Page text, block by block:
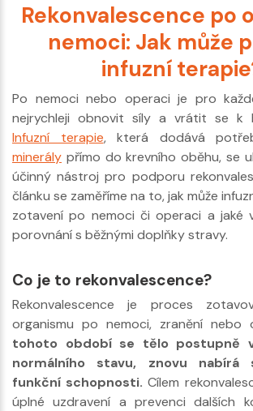
Rekonvalescence po
nemoci: Jak může
infuzní
Po nemoci nebo operaci je pro
nejrychleji obnovit síly a vrátit se k
Infuzní terapie, která dodává
minerály přímo do krevního oběhu, se
účinný nástroj pro podporu
článku se zaměříme na to, jak může
zotavení po nemoci či operaci a jaké
porovnání s běžnými doplňky stravy.
Co je to rekonvalescence?
Rekonvalescence je proces
organismu po nemoci, zranění nebo
tohoto období se tělo postupně
normálního stavu, znovu nabírá
funkční schopnosti.Cílem
úplné uzdravení a prevenci dalších